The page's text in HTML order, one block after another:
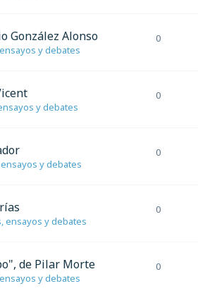
González Alonso
y debates
0
y debates
0
y debates
0
ensayos y debates
0
de Pilar Morte
y debates
0